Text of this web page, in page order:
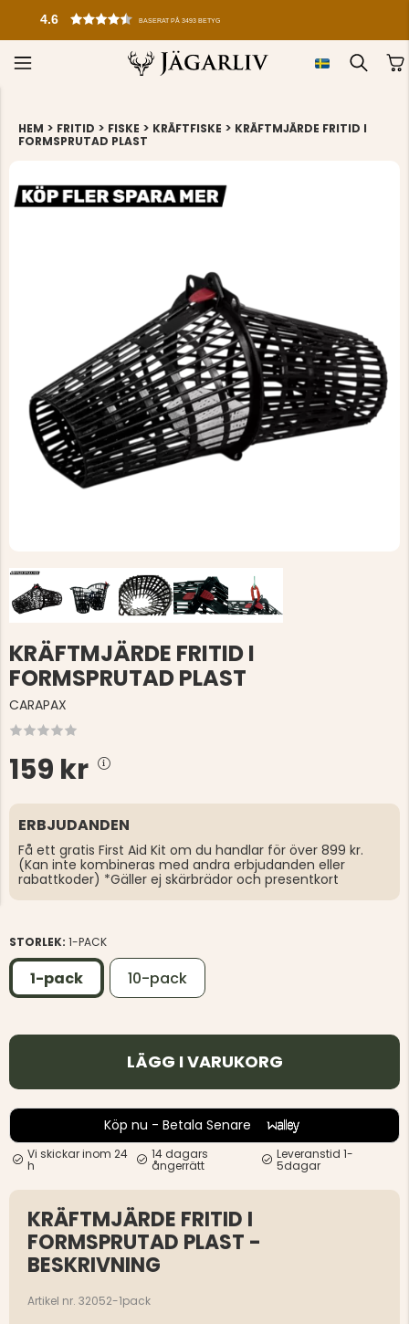
4.6 BASERAT PÅ 3493 BETYG
HEM > FRITID > FISKE > KRÄFTFISKE > KRÄFTMJÄRDE FRITID I
FORMSPRUTAD PLAST
KRÄFTMJÄRDE FRITID I
FORMSPRUTAD PLAST
CARAPAX
159 kr
ERBJUDANDEN
Få ett gratis First Aid Kit om du handlar för över 899 kr.
(Kan inte kombineras med andra erbjudanden eller
rabattkoder) *Gäller ej skärbrädor och presentkort
STORLEK: 1-PACK
1-pack 10-pack
LÄGG I VARUKORG
Köp nu - Betala Senare
Vi skickar inom 24
h
14 dagars
ångerrätt
Leveranstid 1-
5dagar
KRÄFTMJÄRDE FRITID I
FORMSPRUTAD PLAST -
BESKRIVNING
Artikel nr. 32052-1pack